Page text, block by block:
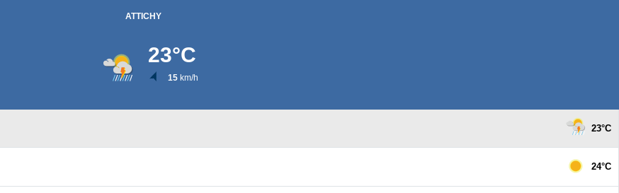
ATTICHY
23°C
15km/h
23°C
24°C